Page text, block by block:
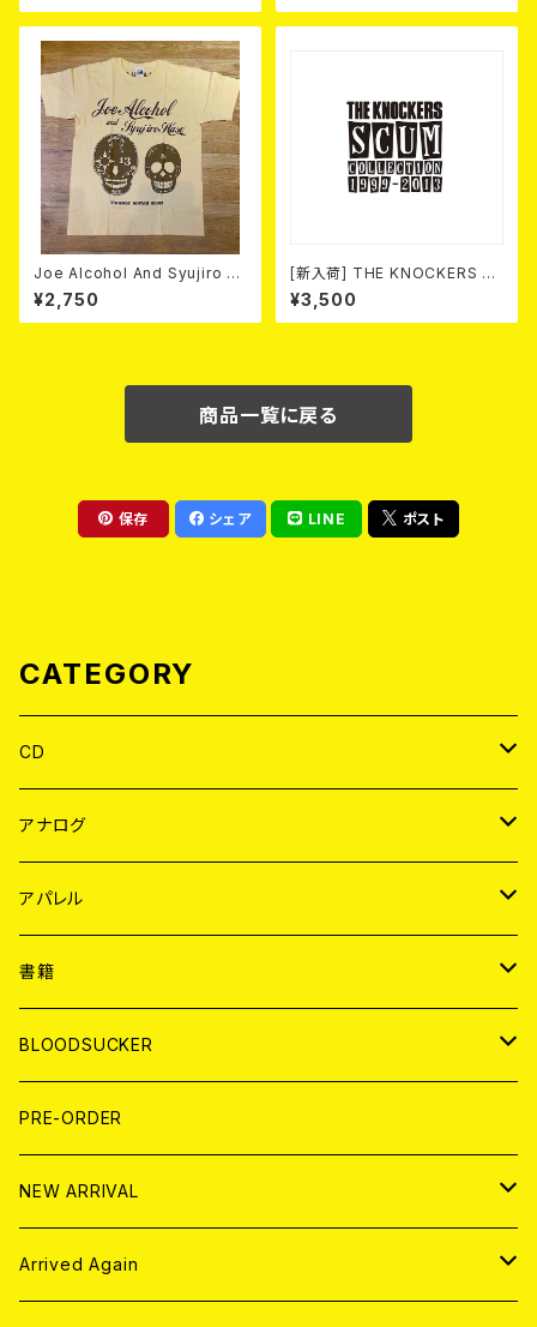
Joe Alcohol And Syujiro H
ase / Strange Guitar Blues
¥2,750
[新入荷] THE KNOCKERS 『S
CUM COLLECTION 1999
～2013』(2xCD)
¥3,500
商品一覧に戻る
保存 シェア LINE ポスト
CATEGORY
CD
JAPAN
WORLD
アナログ
JAPAN
７EP
LP
WORLD
7EP
LP
アパレル
JAPAN
T-shirt
HOOD
WORLD
T-shirt
HOOD
書籍
MAGAZINE
BOLLOCKS
EL ZINE
写真集 (PHOTOBOOK)
BLOODSUCKER
CD
アナログ
アパレル
PRE-ORDER
NEW ARRIVAL
CD
Arrived Again